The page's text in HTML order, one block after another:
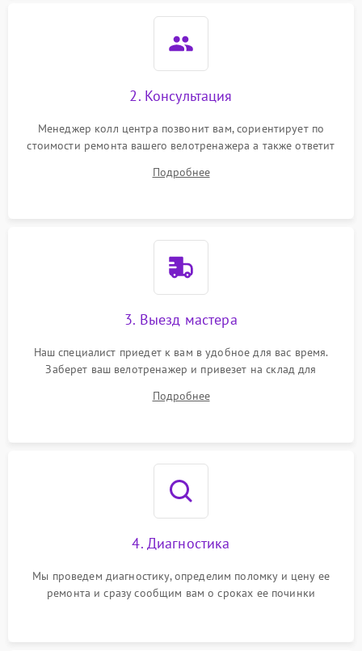
2. Консультация
Менеджер колл центра позвонит вам, сориентирует по
стоимости ремонта вашего велотренажера а также ответит
Подробнее
3. Выезд мастера
Наш специалист приедет к вам в удобное для вас время.
Заберет ваш велотренажер и привезет на склад для
Подробнее
4. Диагностика
Мы проведем диагностику, определим поломку и цену ее
ремонта и сразу сообщим вам о сроках ее починки